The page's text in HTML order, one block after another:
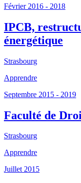
Février 2016 - 2018
IPCB,
énergétique
Strasbourg
Apprendre
Septembre 2015 - 2019
Faculté de
Strasbourg
Apprendre
Juillet 2015